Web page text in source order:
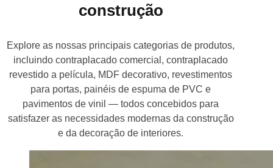
construção
Explore as nossas principais categorias de produtos,
incluindo contraplacado comercial, contraplacado
revestido a película, MDF decorativo, revestimentos
para portas, painéis de espuma de PVC e
pavimentos de vinil — todos concebidos para
satisfazer as necessidades modernas da construção
e da decoração de interiores.